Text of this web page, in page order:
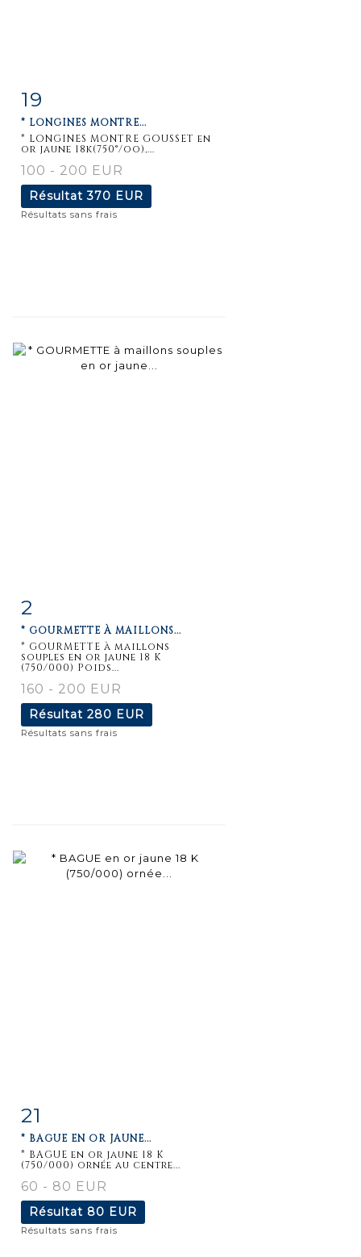
19
* LONGINES MONTRE...
* LONGINES MONTRE GOUSSET en
or jaune 18k(750°/oo),...
100 - 200 EUR
Résultat370 EUR
Résultats sans frais
détaillée
2
* GOURMETTE À MAILLONS...
* GOURMETTE à maillons
souples en or jaune 18 K
(750/000) Poids...
160 - 200 EUR
Résultat 280 EUR
Résultats sans frais
détaillée
21
* BAGUE EN OR JAUNE...
* BAGUE en or jaune 18 K
(750/000) ornée au centre...
60 - 80 EUR
Résultat 80 EUR
Résultats sans frais